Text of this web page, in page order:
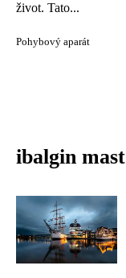
život. Tato...
Pohybový aparát
ibalgin mast